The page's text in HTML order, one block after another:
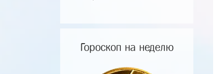
Гороскоп на неделю